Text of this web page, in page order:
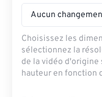
Aucun
Choisissez les
sélectionnez la
de la vidéo
hauteur en fonction